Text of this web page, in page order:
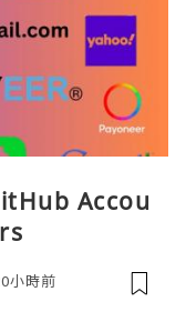
Accou
小時前